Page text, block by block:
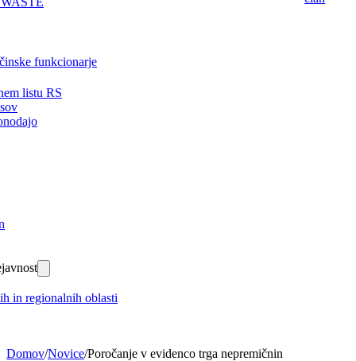
funkcionarje
listu RS
in regionalnih oblasti
Domov/Novice/Poročanje v evidenco trga nepremičnin